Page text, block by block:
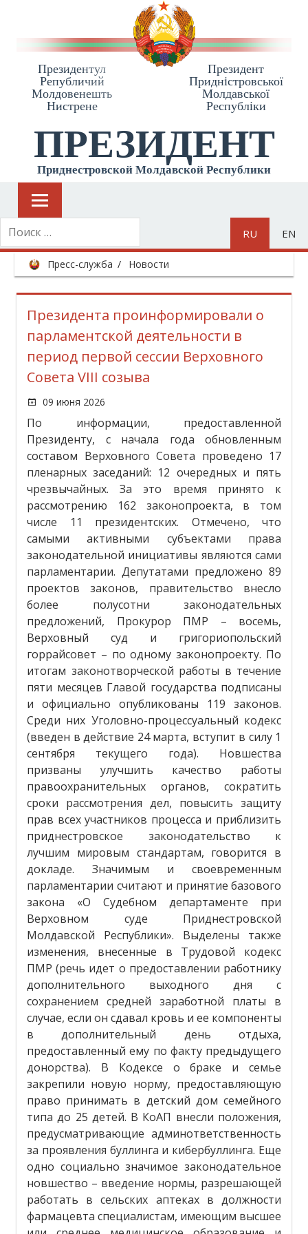
Президентул
Републичий
Молдовенешть
Нистрене
Президент
Приднiстровської
Молдавської
Республiки
ПРЕЗИДЕНТ
Приднестровской Молдавской Республики
RU EN
Пресс-служба Новости
Президента проинформировали о
парламентской деятельности в
период первой сессии Верховного
Совета VIII созыва
09 июня 2026
По информации, предоставленной
Президенту, с начала года обновленным
составом Верховного Совета проведено 17
пленарных заседаний: 12 очередных и пять
чрезвычайных. За это время принято к
рассмотрению 162 законопроекта, в том
числе 11 президентских. Отмечено, что
самыми активными субъектами права
законодательной инициативы являются сами
парламентарии. Депутатами предложено 89
проектов законов, правительство внесло
более полусотни законодательных
предложений, Прокурор ПМР – восемь,
Верховный суд и григориопольский
горрайсовет – по одному законопроекту. По
итогам законотворческой работы в течение
пяти месяцев Главой государства подписаны
и официально опубликованы 119 законов.
Среди них Уголовно-процессуальный кодекс
(введен в действие 24 марта, вступит в силу 1
сентября текущего года). Новшества
призваны улучшить качество работы
правоохранительных органов, сократить
сроки рассмотрения дел, повысить защиту
прав всех участников процесса и приблизить
приднестровское законодательство к
лучшим мировым стандартам, говорится в
докладе. Значимым и своевременным
парламентарии считают и принятие базового
закона «О Судебном департаменте при
Верховном суде Приднестровской
Молдавской Республики». Выделены также
изменения, внесенные в Трудовой кодекс
ПМР (речь идет о предоставлении работнику
дополнительного выходного дня с
сохранением средней заработной платы в
случае, если он сдавал кровь и ее компоненты
в дополнительный день отдыха,
предоставленный ему по факту предыдущего
донорства). В Кодексе о браке и семье
закрепили новую норму, предоставляющую
право принимать в детский дом семейного
типа до 25 детей. В КоАП внесли положения,
предусматривающие админответственность
за проявления буллинга и кибербуллинга. Еще
одно социально значимое законодательное
новшество – введение нормы, разрешающей
работать в сельских аптеках в должности
фармацевта специалистам, имеющим высшее